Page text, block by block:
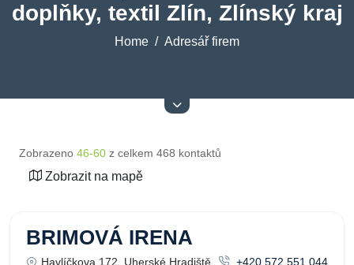
doplňky, textil Zlín, Zlínský kraj
Home Adresář firem
Zobrazeno 46-60 z celkem 468 kontaktů
Zobrazit na mapě
BRIMOVÁ IRENA
Havlíčkova 172, Uherské Hradiště
+420 572 551 044